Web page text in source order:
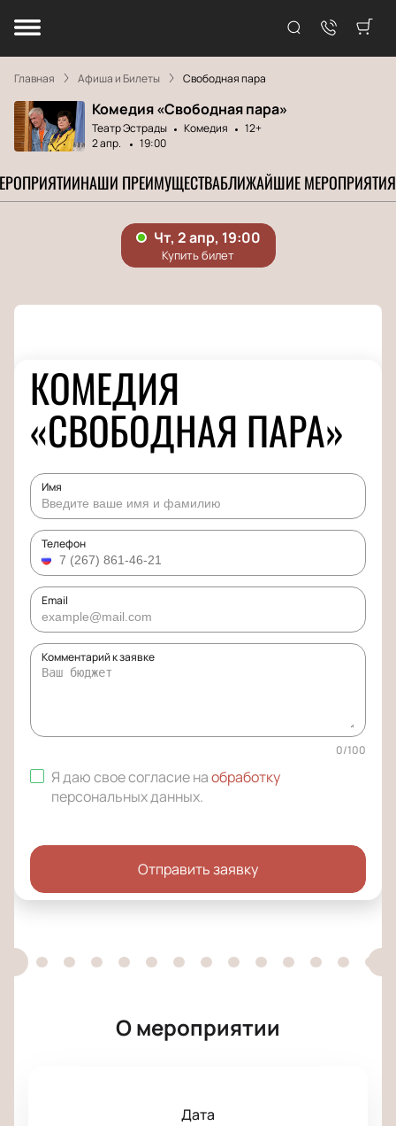
Главная Афиша и Билеты Свободная пара
Комедия «Свободная пара»
Театр Эстрады Комедия
12+
2 апр.
19:00
НАШИ ПРЕИМУЩЕСТВАБЛИЖАЙШИЕ МЕРОПРИЯТИЯ
КОМЕДИЯ
«СВОБОДНАЯ ПАРА»
Имя
Телефон
Email
Комментарий к заявке
0/100
Я даю свое согласие наобработку
персональных данных.
Отправить заявку
О мероприятии
Дата